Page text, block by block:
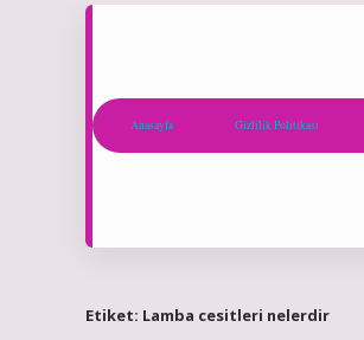
Anasayfa Gizlilik Politikası
Etiket: Lamba cesitleri nelerdir